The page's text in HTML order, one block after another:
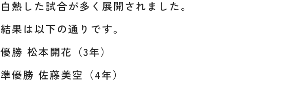
白熱した試合が多く展開されました。
結果は以下の通りです。
優勝 松本開花（3年）
準優勝 佐藤美空（4年）